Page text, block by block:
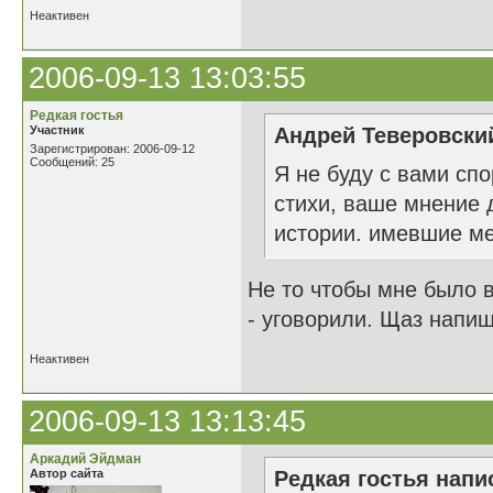
Неактивен
2006-09-13 13:03:55
Редкая гостья
Участник
Зарегистрирован: 2006-09-12
Сообщений: 25
Андрей
Я не буду с вами
стихи, ваше мнение
истории. имевшие
Не то чтобы мне было
- уговорили. Щаз
Неактивен
2006-09-13 13:13:45
Аркадий Эйдман
Автор сайта
Редкая гостья